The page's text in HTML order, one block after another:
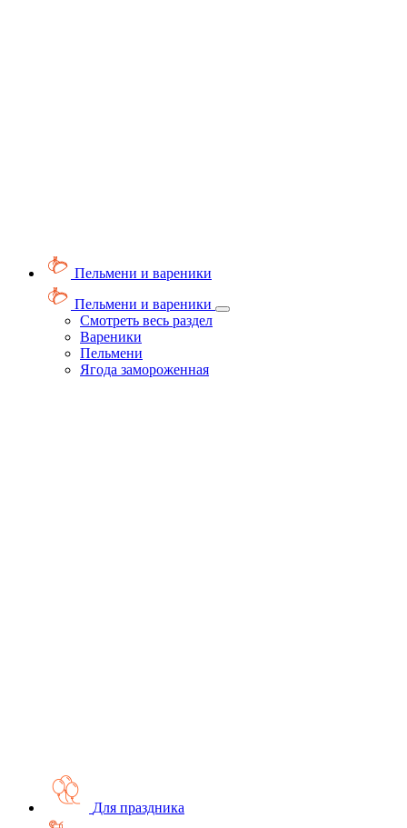
Пельмени и вареники
Пельмени и вареники
Смотреть весь раздел
Вареники
Пельмени
Ягода замороженная
Для праздника